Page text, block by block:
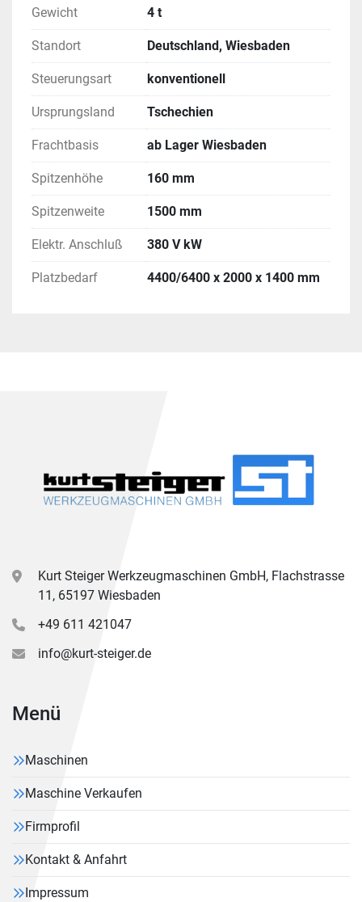
Gewicht 4 t
Standort Deutschland, Wiesbaden
Steuerungsart konventionell
Ursprungsland Tschechien
Frachtbasis ab Lager Wiesbaden
Spitzenhöhe 160 mm
Spitzenweite 1500 mm
Elektr. Anschluß 380 V kW
Platzbedarf 4400/6400 x 2000 x 1400 mm
Kurt Steiger Werkzeugmaschinen GmbH, Flachstrasse
11, 65197 Wiesbaden
+49 611 421047
info@kurt-steiger.de
Menü
Maschinen
Maschine Verkaufen
Firmprofil
Kontakt & Anfahrt
Impressum